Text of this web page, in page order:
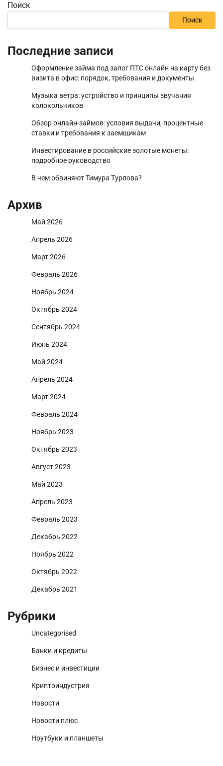
Поиск
Поиск
Последние записи
Оформление займа под залог ПТС онлайн на карту без
визита в офис: порядок, требования и документы
Музыка ветра: устройство и принципы звучания
колокольчиков
Обзор онлайн-займов: условия выдачи, процентные
ставки и требования к заемщикам
Инвестирование в российские золотые монеты:
подробное руководство
В чем обвиняют Тимура Турлова?
Архив
Май 2026
Апрель 2026
Март 2026
Февраль 2026
Ноябрь 2024
Октябрь 2024
Сентябрь 2024
Июнь 2024
Май 2024
Апрель 2024
Март 2024
Февраль 2024
Ноябрь 2023
Октябрь 2023
Август 2023
Май 2023
Апрель 2023
Февраль 2023
Декабрь 2022
Ноябрь 2022
Октябрь 2022
Декабрь 2021
Рубрики
Uncategorised
Банки и кредиты
Бизнес и инвестиции
Криптоиндустрия
Новости
Новости плюс
Ноутбуки и планшеты